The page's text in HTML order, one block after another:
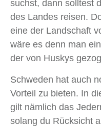
suchst, dann solltest
des Landes reisen.
eine der Landschaft
wäre es denn man
der von Huskys
Schweden hat auch
Vorteil zu bieten. In
gilt nämlich das
solang du Rücksicht